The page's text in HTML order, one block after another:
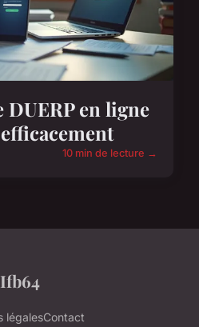
DUERP en ligne
10 min de lecture →
Ifb64
légalesContact